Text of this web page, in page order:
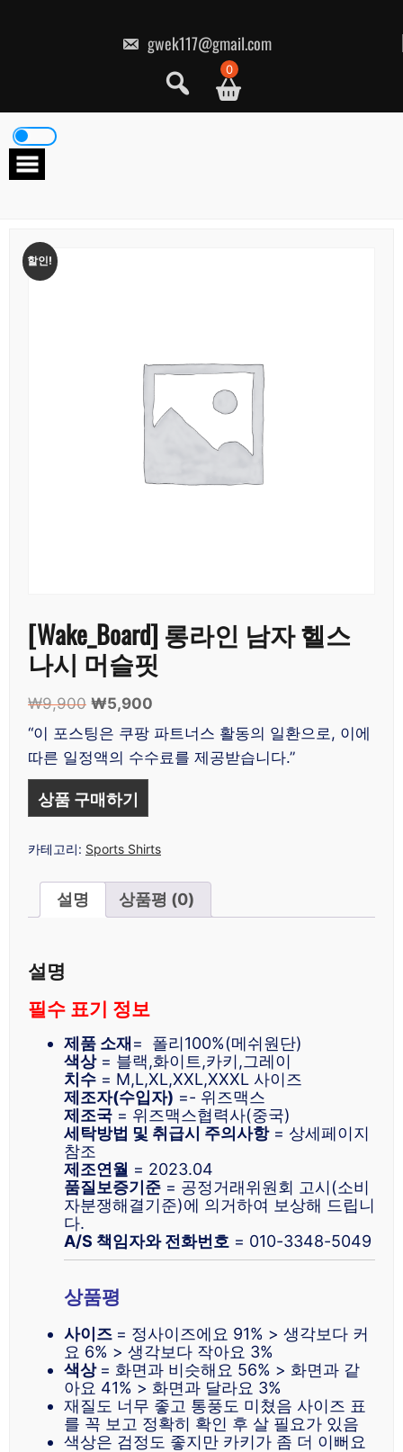
gwek117@gmail.com
0
할인!
[Wake_Board] 롱라인 남자 헬스
나시 머슬핏
₩9,900 원
래
가
격:
₩9,900.
₩5,900
재
가
격:
“이 포스팅은 쿠팡 파트너스 활동의 일환으로, 이에
따른 일정액의 수수료를 제공받습니다.”
상품 구매하기
카테고리: Sports Shirts
설명 상품평 (0)
설명
필수 표기 정보
제품 소재= 폴리100%(메쉬원단)
색상= 블랙,화이트,카키,그레이
치수 = M,L,XL,XXL,XXXL 사이즈
제조자(수입자) =- 위즈맥스
제조국 = 위즈맥스협력사(중국)
세탁방법 및 취급시 주의사항= 상세페이지
참조
제조연월 = 2023.04
품질보증기준 = 공정거래위원회 고시(소비
자분쟁해결기준)에 의거하여 보상해 드립니
다.
A/S 책임자와 전화번호 = 010-3348-5049
상품평
사이즈 = 정사이즈에요 91% > 생각보다 커
요 6% > 생각보다 작아요 3%
색상 = 화면과 비슷해요 56% > 화면과 같
아요 41% > 화면과 달라요 3%
재질도 너무 좋고 통풍도 미쳤음 사이즈 표
를 꼭 보고 정확히 확인 후 살 필요가 있음
색상은 검정도 좋지만 카키가 좀 더 이뻐요